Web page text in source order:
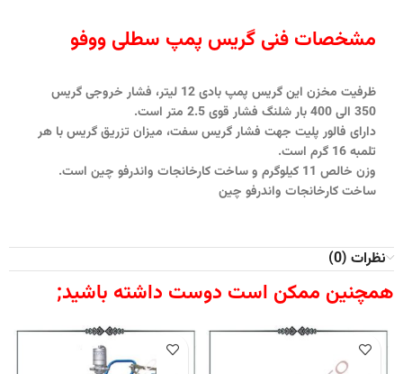
مشخصات فنی گریس پمپ سطلی ووفو
ظرفیت مخزن این گریس پمپ بادی 12 لیتر، فشار خروجی گریس
350 الی 400 بار شلنگ فشار قوی 2.5 متر است.
دارای فالور پلیت جهت فشار گریس سفت، میزان تزریق گریس با هر
تلمبه 16 گرم است.
وزن خالص 11 کیلوگرم و ساخت کارخانجات واندرفو چین است.
ساخت کارخانجات واندرفو چین
نظرات (0)
همچنین ممکن است دوست داشته باشید;